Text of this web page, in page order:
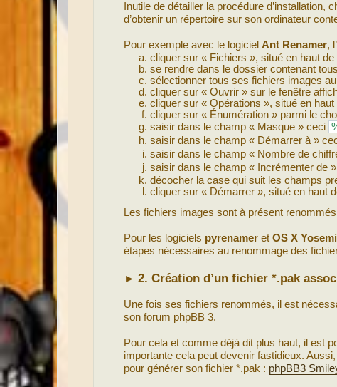
Inutile de détailler la procédure
d’obtenir un répertoire sur son ordinateur
Pour exemple avec le logicielAnt Renamer,
cliquer sur « Fichiers », situé en haut de
se rendre dans le dossier contenant
sélectionner tous ses fichiers images
cliquer sur « Ouvrir » sur le fenêtre
cliquer sur « Opérations », situé en haut
cliquer sur « Énumération » parmi le
saisir dans le champ « Masque » ceci
saisir dans le champ « Démarrer à »
saisir dans le champ « Nombre de
saisir dans le champ « Incrémenter de
décocher la case qui suit les champs
cliquer sur « Démarrer », situé en haut
Les fichiers images sont à présent
Pour les logiciels pyrenamer etOS X
étapes nécessaires au renommage des
►2. Création d’un fichier *.pak
Une fois ses fichiers renommés, il est
son forum phpBB 3.
Pour cela et comme déjà dit plus haut, il est
importante cela peut devenir fastidieux.
pour générer son fichier *.pak : phpBB3